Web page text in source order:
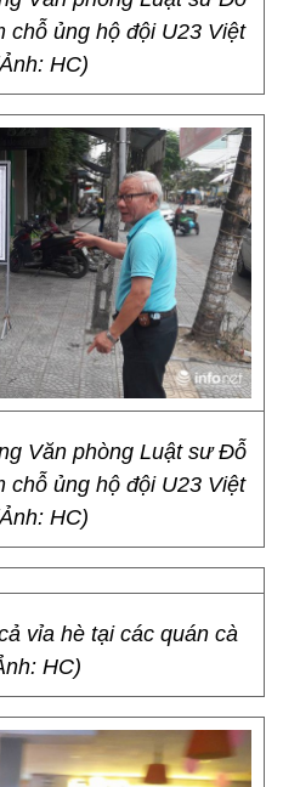
chỗ ủng hộ đội U23 Việt
HC)
Văn phòng Luật sư Đỗ
chỗ ủng hộ đội U23 Việt
HC)
vỉa hè tại các quán cà
HC)